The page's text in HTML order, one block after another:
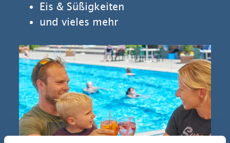
Eis & Süßigkeiten
und vieles mehr